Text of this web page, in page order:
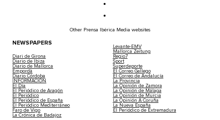
Other Prensa Ibérica Media websites
NEWSPAPERS
Diari de Girona
Diario de Ibiza
Diario de Mallorca
Empordà
Diario Córdoba
INFORMACIÓN
El Día
El Periódico de Aragón
El Periódico
El Periódico de España
El Periódico Mediterráneo
Faro de Vigo
La Crónica de Badajoz
Levante-EMV
Mallorca Zeitung
Regio7
Sport
Superdeporte
El Correo Gallego
El Correo de Andalucía
La Provincia
La Opinión de Zamora
La Opinión de Málaga
La Opinión de Murcia
La Opinión A Coruña
La Nueva España
El Periódico de Extremadura